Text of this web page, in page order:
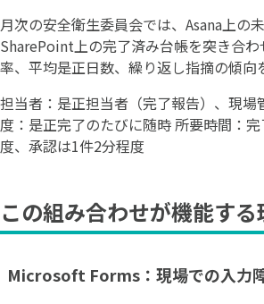
月次の安全衛生委員会では、Asana上の
SharePoint上の完了済み台帳を突き合わ
率、平均是正日数、繰り返し指摘の傾向
担当者：是正担当者（完了報告）、現場
度：是正完了のたびに随時 所要時間：
度、承認は1件2分程度
この組み合わせが機能する
Microsoft Forms：現場での入力